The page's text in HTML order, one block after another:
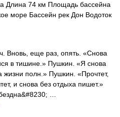
Длина 74 км Площадь бассейна
море Бассейн рек Дон Водоток
еще раз, опять. «Снова
в тишине.» Пушкин. «Я снова
жизни полн.» Пушкин. «Прочтет,
и снова без отдыха пишет.»
…